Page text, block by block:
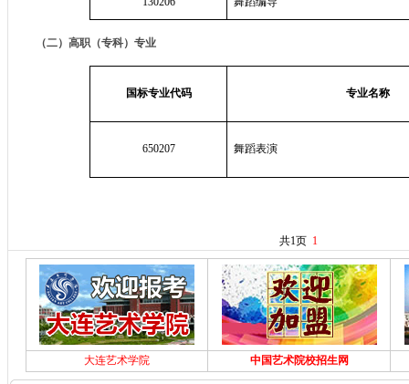
（二）高职（专科）专业
国标专业代码 专业名称
650207 舞蹈表演
共1页 1
大连艺术学院 中国艺术院校招生网